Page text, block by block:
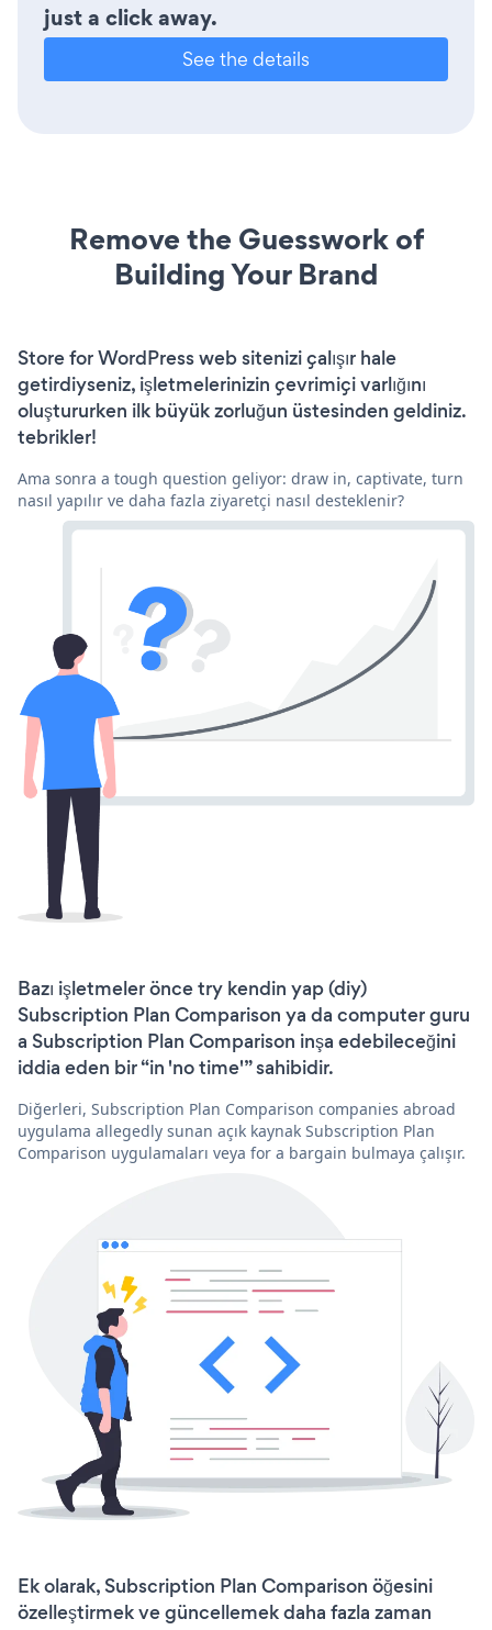
just a click away.
See the details
Remove the Guesswork of
Building Your Brand
Store for WordPress web sitenizi çalışır hale
getirdiyseniz, işletmelerinizin çevrimiçi varlığını
oluştururken ilk büyük zorluğun üstesinden geldiniz.
tebrikler!
Ama sonra a tough question geliyor: draw in, captivate, turn
nasıl yapılır ve daha fazla ziyaretçi nasıl desteklenir?
Bazı işletmeler önce try kendin yap (diy)
Subscription Plan Comparison ya da computer guru
a Subscription Plan Comparison inşa edebileceğini
iddia eden bir “in 'no time'” sahibidir.
Diğerleri, Subscription Plan Comparison companies abroad
uygulama allegedly sunan açık kaynak Subscription Plan
Comparison uygulamaları veya for a bargain bulmaya çalışır.
Ek olarak, Subscription Plan Comparison öğesini
özelleştirmek ve güncellemek daha fazla zaman